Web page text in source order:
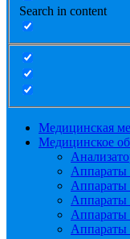
Search in content
Медицинская
Медицинское
Аппараты
Аппараты
Аппараты